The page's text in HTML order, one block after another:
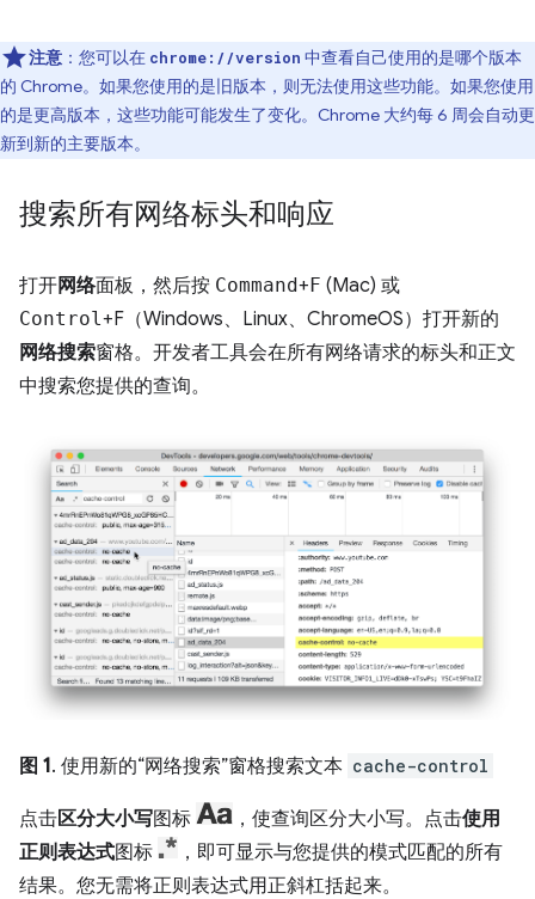
注意 ：您可以在 chrome://version 中查看自己使用的是哪个版本
的 Chrome。如果您使用的是旧版本，则无法使用这些功能。如果您使用
的是更高版本，这些功能可能发生了变化。Chrome 大约每 6 周会自动更
新到新的主要版本。
搜索所有网络标头和响应
打开网络面板，然后按 Command+F (Mac) 或
Control+F（Windows、Linux、ChromeOS）打开新的
网络搜索窗格。开发者工具会在所有网络请求的标头和正文
中搜索您提供的查询。
图 1. 使用新的“网络搜索”窗格搜索文本 cache-control
点击区分大小写图标 ，使查询区分大小写。点击使用
正则表达式图标
，即可显示与您提供的模式匹配的所有
结果。您无需将正则表达式用正斜杠括起来。